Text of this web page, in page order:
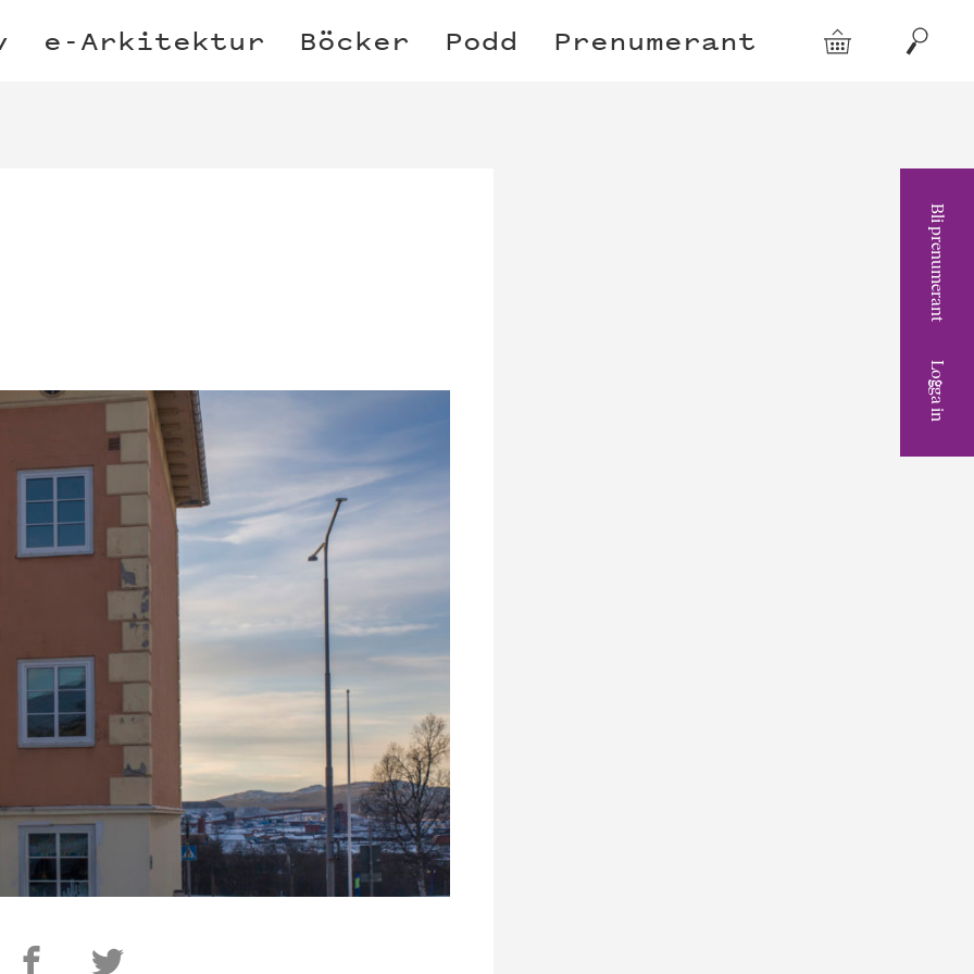
e-Arkitektur Böcker Podd Prenumerant Varukorg Sök
Bli prenumerant
Logga in